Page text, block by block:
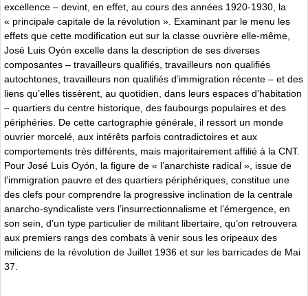
excellence – devint, en effet, au cours des années 1920-1930, la
« principale capitale de la révolution ». Examinant par le menu les
effets que cette modification eut sur la classe ouvrière elle-même,
José Luis Oyón excelle dans la description de ses diverses
composantes – travailleurs qualifiés, travailleurs non qualifiés
autochtones, travailleurs non qualifiés d’immigration récente – et des
liens qu’elles tissèrent, au quotidien, dans leurs espaces d’habitation
– quartiers du centre historique, des faubourgs populaires et des
périphéries. De cette cartographie générale, il ressort un monde
ouvrier morcelé, aux intérêts parfois contradictoires et aux
comportements très différents, mais majoritairement affilié à la CNT.
Pour José Luis Oyón, la figure de « l’anarchiste radical », issue de
l’immigration pauvre et des quartiers périphériques, constitue une
des clefs pour comprendre la progressive inclination de la centrale
anarcho-syndicaliste vers l’insurrectionnalisme et l’émergence, en
son sein, d’un type particulier de militant libertaire, qu’on retrouvera
aux premiers rangs des combats à venir sous les oripeaux des
miliciens de la révolution de Juillet 1936 et sur les barricades de Mai
37.